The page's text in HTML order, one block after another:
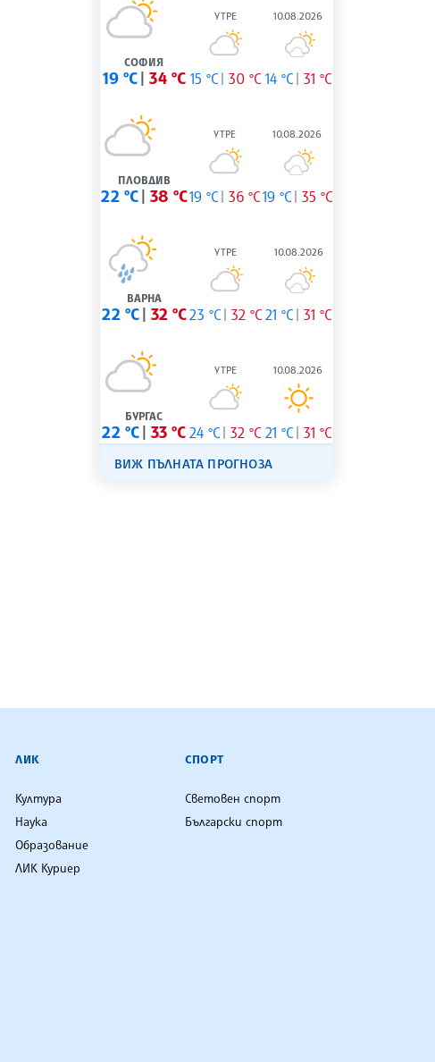
СОФИЯ
19 °C 34 °C
УТРЕ
15 °C 30 °C
10.08.2026
14 °C 31 °C
ПЛОВДИВ
22 °C 38 °C
УТРЕ
19 °C 36 °C
10.08.2026
19 °C 35 °C
ВАРНА
22 °C 32 °C
УТРЕ
23 °C 32 °C
10.08.2026
21 °C 31 °C
БУРГАС
22 °C 33 °C
УТРЕ
24 °C 32 °C
10.08.2026
21 °C 31 °C
ВИЖ ПЪЛНАТА ПРОГНОЗА
ЛИК
Култура
Наука
Образование
ЛИК Куриер
СПОРТ
Световен спорт
Български спорт